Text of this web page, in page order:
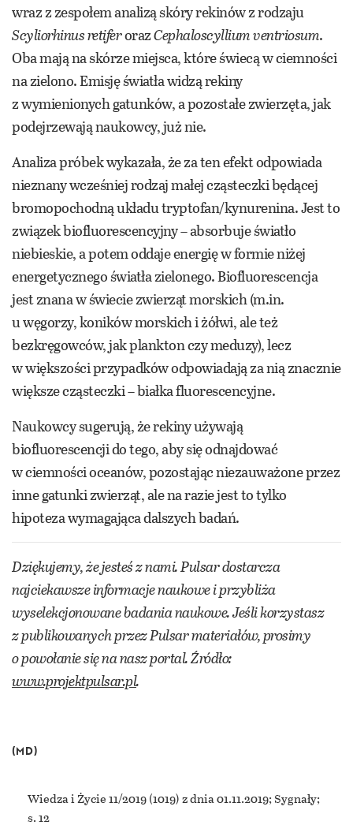
wraz z zespołem analizą skóry rekinów z rodzaju
Scyliorhinus retiferorazCephaloscyllium ventriosum.
Oba mają na skórze miejsca, które świecą w ciemności
na zielono. Emisję światła widzą rekiny
z wymienionych gatunków, a pozostałe zwierzęta, jak
podejrzewają naukowcy, już nie.
Analiza próbek wykazała, że za ten efekt odpowiada
nieznany wcześniej rodzaj małej cząsteczki będącej
bromopochodną układu tryptofan/kynurenina. Jest to
związek biofluorescencyjny – absorbuje światło
niebieskie, a potem oddaje energię w formie niżej
energetycznego światła zielonego. Biofluorescencja
jest znana w świecie zwierząt morskich (m.in.
u węgorzy, koników morskich i żółwi, ale też
bezkręgowców, jak plankton czy meduzy), lecz
w większości przypadków odpowiadają za nią znacznie
większe cząsteczki – białka fluorescencyjne.
Naukowcy sugerują, że rekiny używają
biofluorescencji do tego, aby się odnajdować
w ciemności oceanów, pozostając niezauważone przez
inne gatunki zwierząt, ale na razie jest to tylko
hipoteza wymagająca dalszych badań.
Dziękujemy, że jesteś z nami. Pulsar dostarcza
najciekawsze informacje naukowe i przybliża
wyselekcjonowane badania naukowe. Jeśli korzystasz
z publikowanych przez Pulsar materiałów, prosimy
o powołanie się na nasz portal. Źródło:
www.projektpulsar.pl.
Wiedza i Życie 11/2019(1019) z dnia 01.11.2019; Sygnały;
s. 12
(MD)